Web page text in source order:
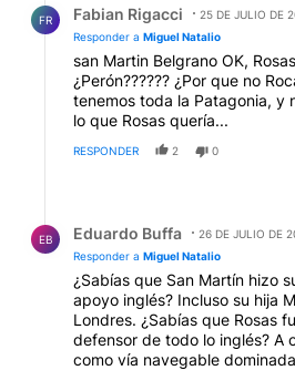
FR Fabian Rigacci
25 DE JULIO DE
Responder a Miguel Natalio
san Martin Belgrano OK,
¿Perón?????? ¿Por que no
tenemos toda la Patagonia, y
lo que Rosas quería...
RESPONDER 2 0
EB Eduardo Buffa
26 DE JULIO DE
Responder a Miguel Natalio
¿Sabías que San Martín hizo
apoyo inglés? Incluso su hija
Londres. ¿Sabías que Rosas
defensor de todo lo inglés? A
como vía navegable
después de la famosa Vuelta